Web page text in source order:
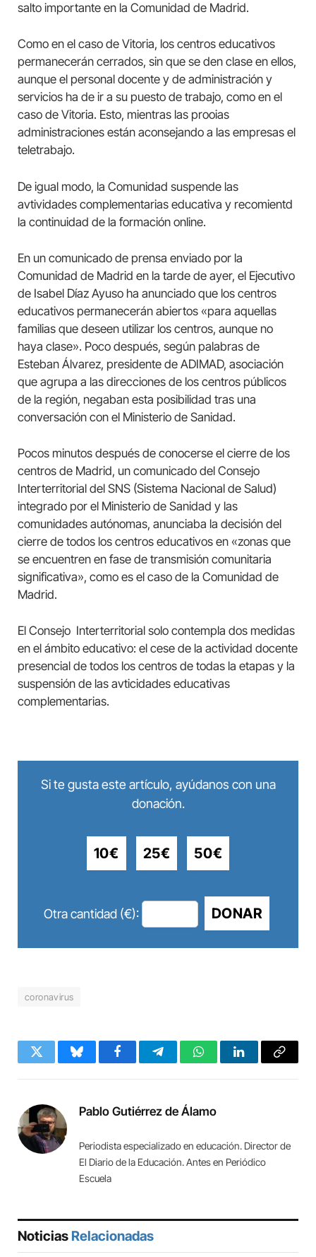
salto importante en la Comunidad de Madrid.
Como en el caso de Vitoria, los centros educativos
permanecerán cerrados, sin que se den clase en ellos,
aunque el personal docente y de administración y
servicios ha de ir a su puesto de trabajo, como en el
caso de Vitoria. Esto, mientras las prooias
administraciones están aconsejando a las empresas el
teletrabajo.
De igual modo, la Comunidad suspende las
avtividades complementarias educativa y recomientd
la continuidad de la formación online.
En un comunicado de prensa enviado por la
Comunidad de Madrid en la tarde de ayer, el Ejecutivo
de Isabel Díaz Ayuso ha anunciado que los centros
educativos permanecerán abiertos «para aquellas
familias que deseen utilizar los centros, aunque no
haya clase». Poco después, según palabras de
Esteban Álvarez, presidente de ADIMAD, asociación
que agrupa a las direcciones de los centros públicos
de la región, negaban esta posibilidad tras una
conversación con el Ministerio de Sanidad.
Pocos minutos después de conocerse el cierre de los
centros de Madrid, un comunicado del Consejo
Interterritorial del SNS (Sistema Nacional de Salud)
integrado por el Ministerio de Sanidad y las
comunidades autónomas, anunciaba la decisión del
cierre de todos los centros educativos en «zonas que
se encuentren en fase de transmisión comunitaria
significativa», como es el caso de la Comunidad de
Madrid.
El Consejo Interterritorial solo contempla dos medidas
en el ámbito educativo: el cese de la actividad docente
presencial de todos los centros de todas la etapas y la
suspensión de las avticidades educativas
complementarias.
Si te gusta este artículo, ayúdanos con una
donación.
10€ 25€ 50€
Otra cantidad (€): DONAR
coronavirus
Twitter BlueskyFacebookTelegramWhatsAppLinkedInCopy
Pablo Gutiérrez de Álamo
Periodista especializado en educación. Director de
El Diario de la Educación. Antes en Periódico
Escuela
Noticias Relacionadas